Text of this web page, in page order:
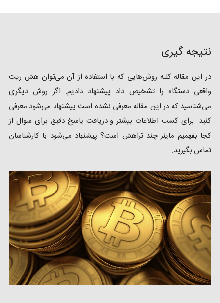
نتیجه گیری
در این مقاله کلیه روش‌هایی که با استفاده از آن می‌توان هش ریت
واقعی دستگاه را تشخیص داد پیشنهاد دادیم. اگر روش دیگری
می‌شناسید که در این مقاله معرفی نشده است پیشنهاد می‌شود معرفی
کنید. برای کسب اطلاعات بیشتر و دریافت پاسخ دقیق برای سوال از
کجا بفهمیم ماینر چند تراهش است؟ پیشنهاد می‌شود با کارشناسان
تماس بگیرید.